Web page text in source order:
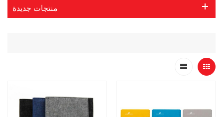
منتجات جديدة